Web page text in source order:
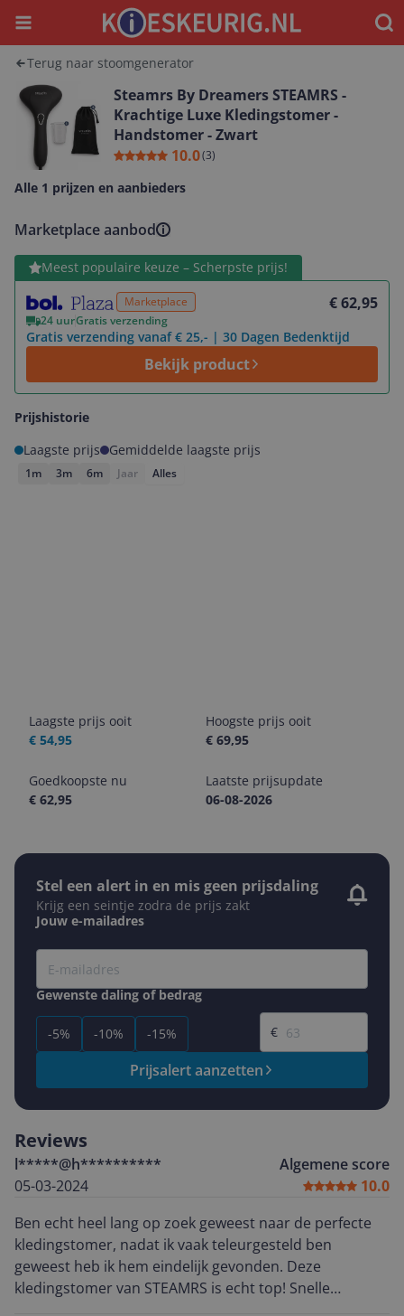
Menu
Terug naar stoomgenerator
Steamrs By Dreamers STEAMRS -
Krachtige Luxe Kledingstomer -
Handstomer - Zwart
10.0(3)
Alle 1 prijzen en aanbieders
Marketplace aanbod
Meest populaire keuze – Scherpste prijs!
Marketplace € 62,95
24 uurGratis verzending
Gratis verzending vanaf € 25,- | 30 Dagen Bedenktijd
Bekijk product
Bekijk product
Prijshistorie
Laagste prijs
Gemiddelde laagste prijs
1m 3m 6m Jaar Alles
Laagste prijs ooit
€ 54,95
Hoogste prijs ooit
€ 69,95
Goedkoopste nu
€ 62,95
Laatste prijsupdate
06-08-2026
Stel een alert in en mis geen prijsdaling
Krijg een seintje zodra de prijs zakt
Jouw e-mailadres
Gewenste daling of bedrag
-5% -10% -15%
Gewenste prijs
€
Prijsalert aanzetten
Reviews
l*****@h**********
05-03-2024
Algemene score
10.0
Ben echt heel lang op zoek geweest naar de perfecte
kledingstomer, nadat ik vaak teleurgesteld ben
geweest heb ik hem eindelijk gevonden. Deze
kledingstomer van STEAMRS is echt top! Snelle